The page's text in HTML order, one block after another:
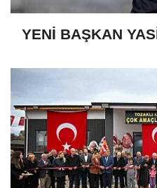
YENİ BAŞKAN